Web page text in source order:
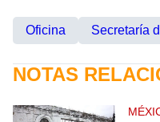
Oficina Secretaría
NOTAS